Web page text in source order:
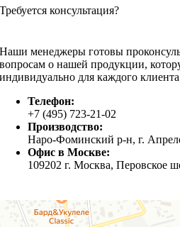
Требуется консультация?
Наши менеджеры готовы
вопросам о нашей продукции,
индивидуально для каждого клиента
Телефон:
+7 (495) 723-21-02
Производство:
Наро-Фоминский р-н, г.
Офис в Москве:
109202 г. Москва, Перовское